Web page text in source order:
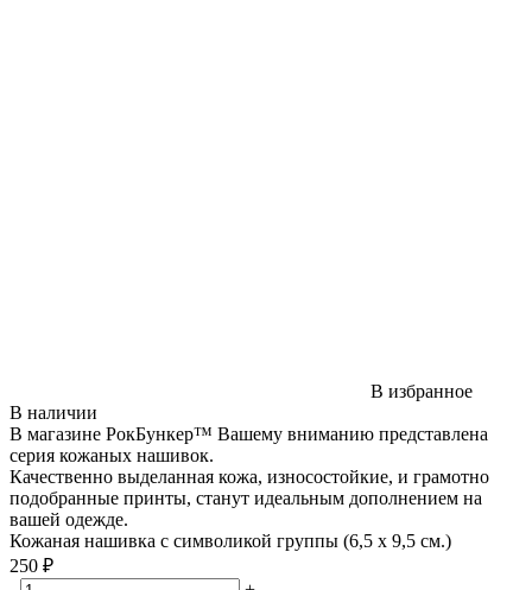
В избранное
В наличии
В магазине РокБункер™ Вашему вниманию представлена
серия кожаных нашивок.
Качественно выделанная кожа, износостойкие, и грамотно
подобранные принты, станут идеальным дополнением на
вашей одежде.
Кожаная нашивка с символикой группы (6,5 х 9,5 см.)
250 ₽